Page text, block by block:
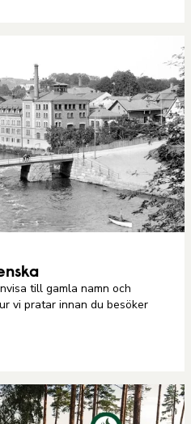
till gamla namn och
vi pratar innan du besöker